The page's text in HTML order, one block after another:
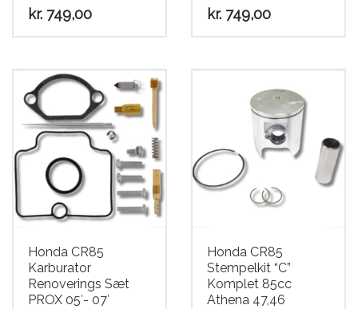
kr. 749,00 kr. 749,00
Honda CR85
Karburator
Renoverings Sæt
PROX 05′- 07′
Honda CR85
Stempelkit “C”
Komplet 85cc
Athena 47,46